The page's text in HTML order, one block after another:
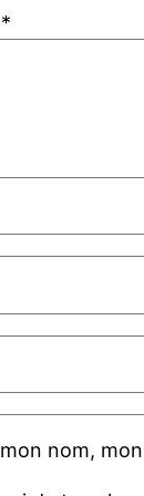
*
nom,